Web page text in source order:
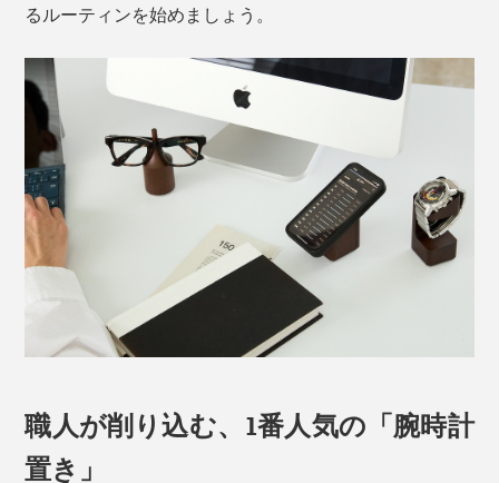
るルーティンを始めましょう。
職人が削り込む、1番人気の「腕時計
置き」